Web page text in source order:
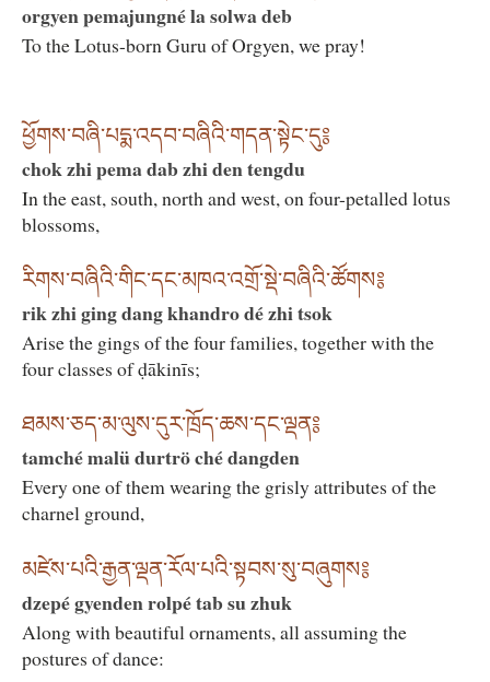
orgyen pemajungné la solwa deb
To the Lotus-born Guru of Orgyen, we pray!
ཕྱོགས་བཞི་པདྨ་འདབ་བཞིའི་གདན་སྟེང་དུ༔
chok zhi pema dab zhi den tengdu
In the east, south, north and west, on four-petalled lotus
blossoms,
རིགས་བཞིའི་གིང་དང་མཁའ་འགྲོ་སྡེ་བཞིའི་ཚོགས༔
rik zhi ging dang khandro dé zhi tsok
Arise the gings of the four families, together with the
four classes of ḍākinīs;
ཐམས་ཅད་མ་ལུས་དུར་ཁྲོད་ཆས་དང་ལྡན༔
tamché malü durtrö ché dangden
Every one of them wearing the grisly attributes of the
charnel ground,
མཛེས་པའི་རྒྱན་ལྡན་རོལ་པའི་སྟབས་སུ་བཞུགས༔
dzepé gyenden rolpé tab su zhuk
Along with beautiful ornaments, all assuming the
postures of dance: